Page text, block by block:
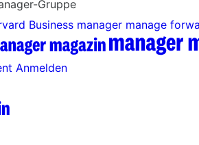
Business manager manage
Anmelden
Gruppe